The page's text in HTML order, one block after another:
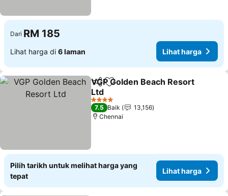
Dari RM 185
Lihat harga di 6 laman Lihat harga
KongsiTambah ke favorit
VGP Golden Beach Resort
Ltd
Lihat harga
4 Bintang
7.5 Baik
13,156
Chennai
Pilih tarikh untuk melihat harga yang
tepat
Lihat harga